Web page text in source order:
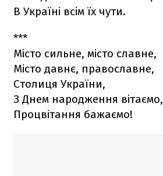
В Україні всім їх чути.
***
Місто сильне, місто славне,
Місто давнє, православне,
Столиця України,
З Днем народження вітаємо,
Процвітання бажаємо!